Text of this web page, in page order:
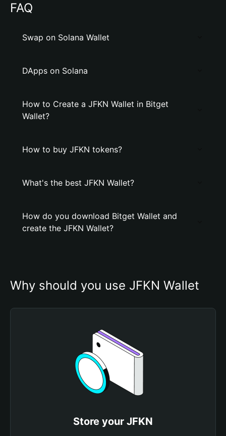
FAQ
Swap on Solana Wallet
DApps on Solana
How to Create a JFKN Wallet in Bitget
Wallet?
How to buy JFKN tokens?
What's the best JFKN Wallet?
How do you download Bitget Wallet and
create the JFKN Wallet?
Why should you use JFKN Wallet
Store your JFKN